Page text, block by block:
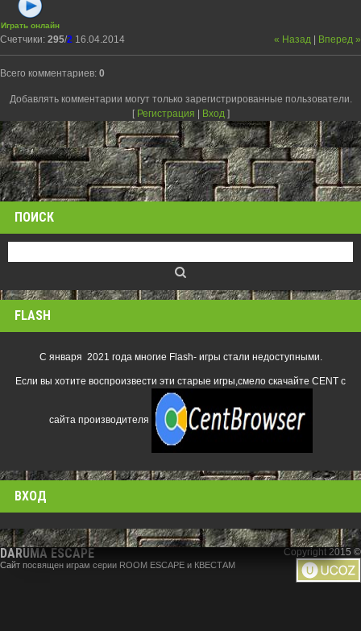
Играть онлайн
« Назад Вперед »
Счетчики: 295/2 16.04.2014
Всего комментариев: 0
Добавлять комментарии могут только зарегистрированные пользователи.
[ Регистрация Вход]
ПОИСК
FLASH
С января 2021 года многие Flash- игры стали недоступными.
Если вы хотите воспроизвести эти старые игры,смело скачайте CENT с
сайта производителя
ВХОД
DARUMA ESCAPE
Сайт посвящен играм серии ROOM ESCAPE и КВЕСТАМ
Copyright 2015 ©